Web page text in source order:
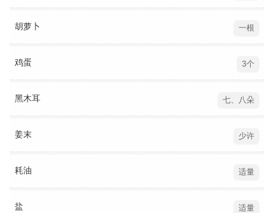
胡萝卜 一根
鸡蛋 3个
黑木耳 七、八朵
姜末 少许
耗油 适量
盐 适量